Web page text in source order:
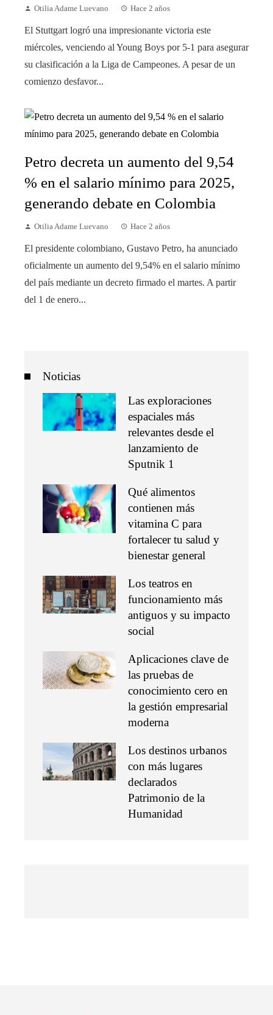
Otilia Adame Luevano Hace 2 años
El Stuttgart logró una impresionante victoria este
miércoles, venciendo al Young Boys por 5-1 para asegurar
su clasificación a la Liga de Campeones. A pesar de un
comienzo desfavor...
Petro decreta un aumento del 9,54
% en el salario mínimo para 2025,
generando debate en Colombia
Otilia Adame Luevano Hace 2 años
El presidente colombiano, Gustavo Petro, ha anunciado
oficialmente un aumento del 9,54% en el salario mínimo
del país mediante un decreto firmado el martes. A partir
del 1 de enero...
Noticias
Las exploraciones
espaciales más
relevantes desde el
lanzamiento de
Sputnik 1
Qué alimentos
contienen más
vitamina C para
fortalecer tu salud y
bienestar general
Los teatros en
funcionamiento más
antiguos y su impacto
social
Aplicaciones clave de
las pruebas de
conocimiento cero en
la gestión empresarial
moderna
Los destinos urbanos
con más lugares
declarados
Patrimonio de la
Humanidad